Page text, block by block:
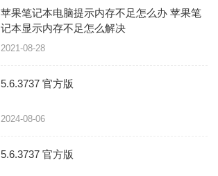
苹果笔记本电脑提示内存不足怎么办 苹果笔
记本显示内存不足怎么解决
2021-08-28
5.6.3737 官方版
2024-08-06
5.6.3737 官方版